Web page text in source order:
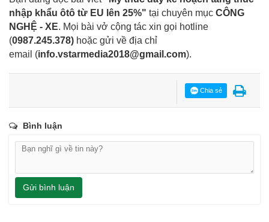
nhập khẩu ôtô từ EU lên 25%" tại chuyên mục CÔNG
NGHỆ - XE. Mọi bài vở cộng tác xin gọi hotline
(0987.245.378) hoặc gửi về địa chỉ
email (info.vstarmedia2018@gmail.com).
Chia sẻ
Bình luận
Gửi bình luận